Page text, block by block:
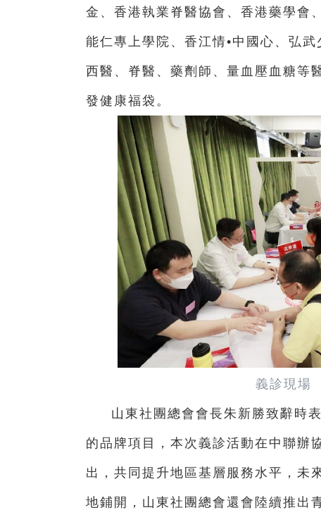
金、香港執業脊醫協會、香港藥學會
能仁專上學院、香江情•中國心、弘
西醫、脊醫、藥劑師、量血壓血糖等
發健康福袋。
義診現場
山東社團總會會長朱新勝致辭時
的品牌項目，本次義診活動在中聯辦
出，共同提升地區基層服務水平，未
地鋪開，山東社團總會還會陸續推出